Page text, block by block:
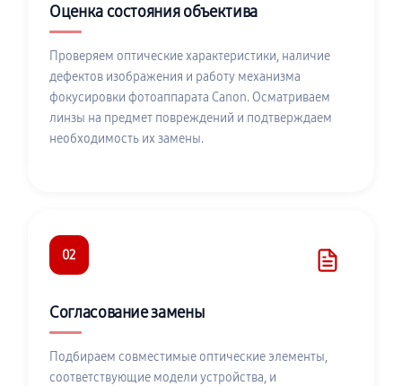
Оценка состояния объектива
Проверяем оптические характеристики, наличие
дефектов изображения и работу механизма
фокусировки фотоаппарата Canon. Осматриваем
линзы на предмет повреждений и подтверждаем
необходимость их замены.
02
Согласование замены
Подбираем совместимые оптические элементы,
соответствующие модели устройства, и